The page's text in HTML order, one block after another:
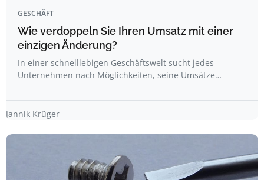
GESCHÄFT
Wie verdoppeln Sie Ihren Umsatz mit einer
einzigen Änderung?
In einer schnelllebigen Geschäftswelt sucht jedes
Unternehmen nach Möglichkeiten, seine Umsätze…
Jannik Krüger